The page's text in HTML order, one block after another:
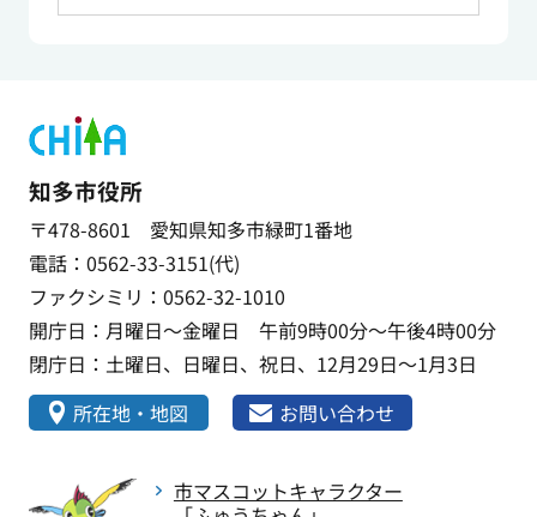
知多市役所
〒478-8601 愛知県知多市緑町1番地
電話：0562-33-3151(代)
ファクシミリ：0562-32-1010
開庁日：月曜日～金曜日 午前9時00分～午後4時00分
閉庁日：土曜日、日曜日、祝日、12月29日～1月3日
所在地・地図
お問い合わせ
市マスコットキャラクター